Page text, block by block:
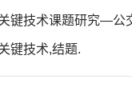
键技术课题研究—公
键技术,结题.